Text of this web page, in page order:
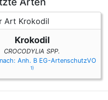
Krokodil
CROCODYLIA SPP.
Anh. B EG-ArtenschutzVO
1)